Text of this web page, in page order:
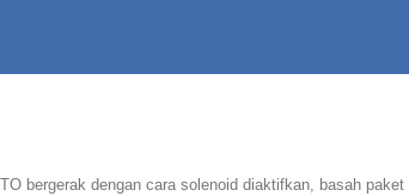
bergerak dengan cara solenoid diaktifkan, basah